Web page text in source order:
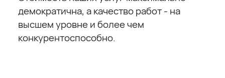
демократична, а качество работ - на
высшем уровне и более чем
конкурентоспособно.